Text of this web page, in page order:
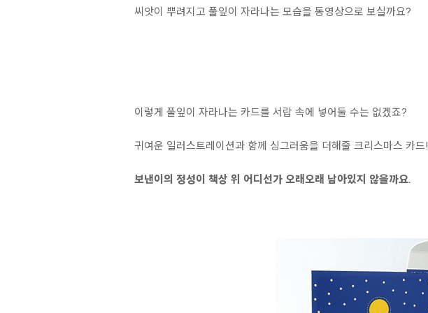
씨앗이 뿌려지고 풀잎이 자라나는 모습을 동영상으로 보실까요?
이렇게 풀잎이 자라나는 카드를 서랍 속에 넣어둘 수는 없겠죠?
귀여운 일러스트레이션과 함께 싱그러움을 더해줄 크리스마스 카드!
보낸이의 정성이 책상 위 어디선가 오래오래 남아있지 않을까요.